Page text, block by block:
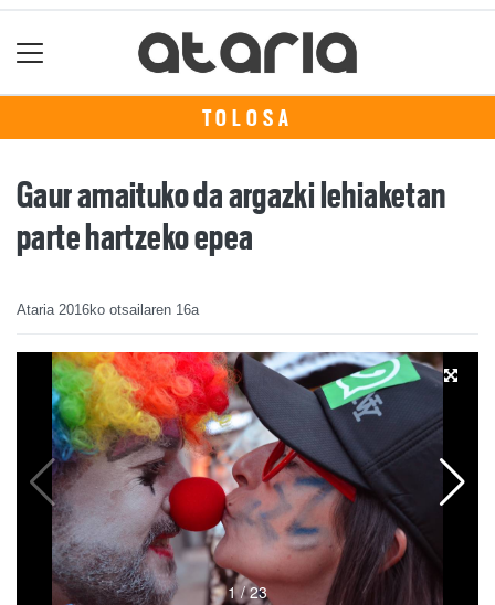
TOLOSA
Gaur amaituko da argazki lehiaketan
parte hartzeko epea
Ataria 2016ko otsailaren 16a